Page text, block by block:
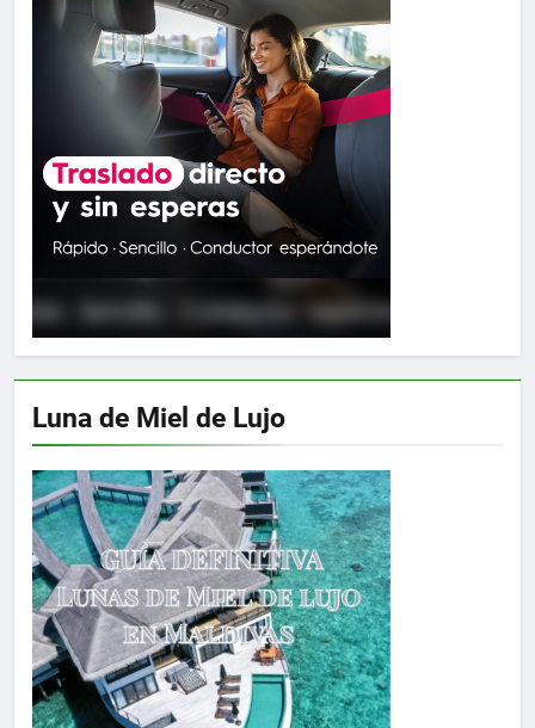
Luna de Miel de Lujo